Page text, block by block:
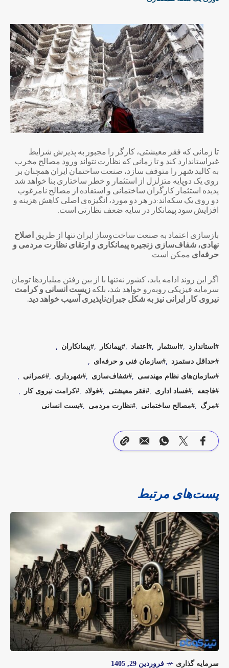
تا زمانی که فقر معیشتی، کارگر را مجبور به پذیرش شرایط
غیراستاندارد کند و تا زمانی که نظارت نتواند ورود مصالح مخرب
به کالبد شهر را متوقف سازد، صنعت ساختمان ایران همچنان بر
روی یک دوپایه متزلزل از استثمار و خطر ساختاری بنا خواهد شد.
پدیده استثمار کارگران ساختمانی و استفاده از مصالح نامرغوب
دو روی یک سکه‌اند:در هر دو مورد، انگیزه‌ی اصلی کاهش هزینه و
افزایش سود پیمانکار در سایه ضعف نظارتی است.
بازسازی اعتماد به صنعت ساخت‌وساز ایران تنها از طریق اصلاح
نهادی، شفاف‌سازی زنجیره پیمانکاری و ارتقای نظارت مردمی و
حرفه‌ای ممکن است.
اگر این روند ادامه یابد، کشور نه‌تنها با از بین رفتن میلیاردها تومان
سرمایه فیزیکی روبه‌رو خواهد شد، بلکه زیست انسانی و کرامت
نیروی کار ایرانی نیز به شکل جبران‌ناپذیری آسیب خواهد دید.
استاندارد استثمار اعتماد پیمانکار
پیمانکاران
حداقل دستمزد
سازمان فنی و حرفه‌ای
سازمان‌های نظام مهندسی
شفاف‌سازی شهرداری
عمرانی
فاجعه
فساد اداری فقر معیشتی فولاد
کرامت نیروی کار
مرگ
مصالح ساختمانی نظارت مردمی یست انسانی
پست‌های مرتبط
سرمایه گذاری فروردین 29, 1405